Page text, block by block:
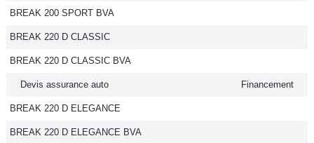
BREAK 200 SPORT BVA
BREAK 220 D CLASSIC
BREAK 220 D CLASSIC BVA
Devis assurance auto Financement
BREAK 220 D ELEGANCE
BREAK 220 D ELEGANCE BVA